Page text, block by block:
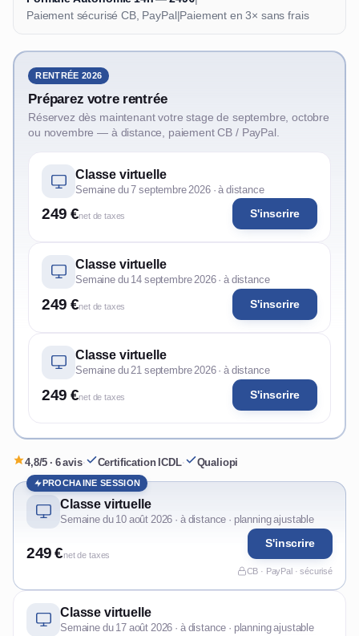
Paiement sécurisé CB, PayPal|Paiement en 3× sans frais
RENTRÉE 2026
Préparez votre rentrée
Réservez dès maintenant votre stage de septembre, octobre
ou novembre — à distance, paiement CB / PayPal.
Classe virtuelle
Semaine du 7 septembre 2026 · à distance
249 €net de taxes S'inscrire
Classe virtuelle
Semaine du 14 septembre 2026 · à distance
249 €net de taxes S'inscrire
Classe virtuelle
Semaine du 21 septembre 2026 · à distance
249 €net de taxes S'inscrire
4,8/5 · 6 avis· Certification ICDL· Qualiopi
PROCHAINE SESSION
Classe virtuelle
Semaine du 10 août 2026 · à distance · planning ajustable
249 €net de taxes
S'inscrire
CB · PayPal · sécurisé
Classe virtuelle
Semaine du 17 août 2026 · à distance · planning ajustable